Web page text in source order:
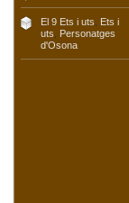
El 9 Ets i uts
Ets i
uts
Personatges
d'Osona